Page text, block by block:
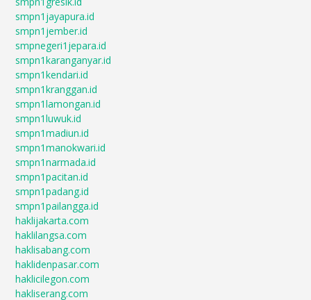
smpn1jayapura.id
smpn1jember.id
smpnegeri1jepara.id
smpn1karanganyar.id
smpn1kendari.id
smpn1kranggan.id
smpn1lamongan.id
smpn1luwuk.id
smpn1madiun.id
smpn1manokwari.id
smpn1narmada.id
smpn1pacitan.id
smpn1padang.id
smpn1pailangga.id
haklijakarta.com
haklilangsa.com
haklisabang.com
haklidenpasar.com
haklicilegon.com
hakliserang.com